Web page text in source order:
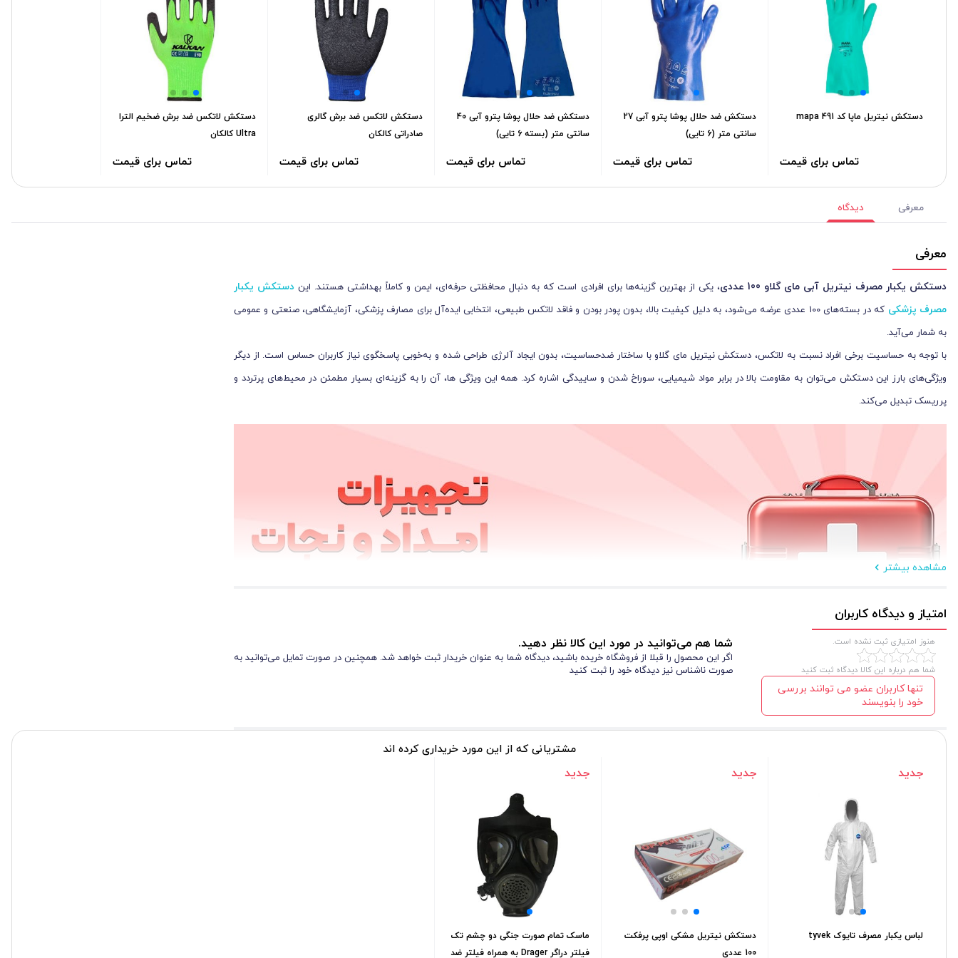
دستکش نیتریل ماپا کد mapa 491
تماس برای قیمت
دستکش ضد حلال پوشا پترو آبی 27
سانتی متر (6 تایی)
تماس برای قیمت
دستکش ضد حلال پوشا پترو آبی 40
سانتی متر (بسته 6 تایی)
تماس برای قیمت
دستکش لاتکس ضد برش گالری
صادراتی کالکان
تماس برای قیمت
دستکش لاتکس ضد برش ضخیم الترا
Ultra کالکان
تماس برای قیمت
معرفی دیدگاه
معرفی
دستکش یکبار مصرف نیتریل آبی مای گلاو 100 عددی ، یکی از بهترین گزینه‌ها برای افرادی است که به دنبال محافظتی حرفه‌ای، ایمن و کاملاً بهداشتی هستند. این دستکش یکبار
مصرف پزشکی
که در بسته‌های 100 عددی عرضه می‌شود، به دلیل کیفیت بالا، بدون پودر بودن و فاقد لاتکس طبیعی، انتخابی ایده‌آل برای مصارف پزشکی، آزمایشگاهی، صنعتی و عمومی
به شمار می‌آید.
با توجه به حساسیت برخی افراد نسبت به لاتکس، دستکش نیتریل مای گلاو با ساختار ضدحساسیت، بدون ایجاد آلرژی طراحی شده و به‌خوبی پاسخگوی نیاز کاربران حساس است. از دیگر
ویژگی‌های بارز این دستکش می‌توان به مقاومت بالا در برابر مواد شیمیایی، سوراخ شدن و ساییدگی اشاره کرد. همه این ویژگی ها، آن را به گزینه‌ای بسیار مطمئن در محیط‌های پرتردد و
پرریسک تبدیل می‌کند.
مشخصات فنی دستکش یکبار مصرف نیتریل آبی مای گلاو 100 عددی
دستکش نیتریل آبی مای گلاو به صورت غیر استریل عرضه می‌شود. فقط برای یک‌بار مصرف طراحی شده است. سطح عاج‌دار آن در قسمت انگشتان باعث می‌شود کار با اشیای کوچک یا
لغزنده آسان‌تر و مطمئن‌تر شود. این محصول با وجود کشش‌پذیری کمتر نسبت به لاتکس، از نظر دوام و مقاومت در سطح بالاتری قرار دارد. استفاده از آن برای کسانی که نیاز به محافظت
بیشتر دارند، انتخاب بهتری است.
کاربرد دستکش یکبار مصرف نیتریل آبی مای گلاو 100 عددی
این محصول کاربردهای بسیار متنوعی دارد و برای استفاده در محیط‌های پزشکی، دندانپزشکی، بیمارستانی، آزمایشگاهی، صنایع غذایی، خودرویی و حتی در نظافت‌های خانگی مناسب است. به
دلیل مقاومت بالا در برابر مواد شیمیایی و عوامل آلاینده، استفاده از این دستکش در آزمایشگاه‌ها یا حین کار با مواد شوینده یا روغنی نیز کاملاً ایمن است.
مشاهده بیشتر
امتیاز و دیدگاه کاربران
هنوز امتیازی ثبت نشده است.
شما هم درباره این کالا دیدگاه ثبت کنید
تنها کاربران عضو می توانند بررسی
خود را بنویسند
شما هم می‌توانید در مورد این کالا نظر دهید.
اگر این محصول را قبلا از فروشگاه خریده باشید، دیدگاه شما به عنوان خریدار ثبت خواهد شد. همچنین در صورت تمایل می‌توانید به
صورت ناشناس نیز دیدگاه خود را ثبت کنید
مشتریانی که از این مورد خریداری کرده اند
جدید
لباس یکبار مصرف تایوک tyvek
جدید
دستکش نیتریل مشکی اوپی پرفکت
100 عددی
جدید
ماسک تمام صورت جنگی دو چشم تک
فیلتر دراگر Drager به همراه فیلتر ضد